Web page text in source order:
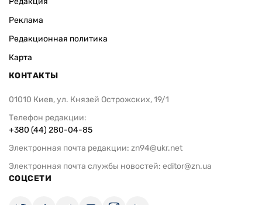
Реклама
Редакционная политика
Карта
КОНТАКТЫ
01010 Киев, ул. Князей Острожских, 19/1
Телефон редакции:
+380 (44) 280-04-85
Электронная почта редакции: zn94@ukr.net
Электронная почта службы новостей: editor@zn.ua
СОЦСЕТИ